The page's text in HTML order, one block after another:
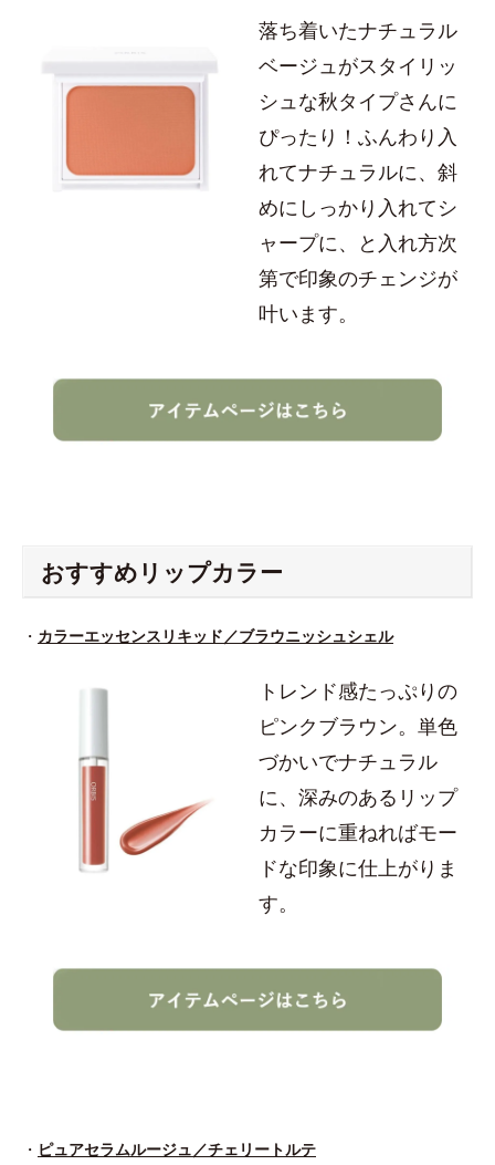
落ち着いたナチュラル
ベージュがスタイリッ
シュな秋タイプさんに
ぴったり！ふんわり入
れてナチュラルに、斜
めにしっかり入れてシ
ャープに、と入れ方次
第で印象のチェンジが
叶います。
おすすめリップカラー
・ カラーエッセンスリキッド／ブラウニッシュシェル
トレンド感たっぷりの
ピンクブラウン。単色
づかいでナチュラル
に、深みのあるリップ
カラーに重ねればモー
ドな印象に仕上がりま
す。
・ ピュアセラムルージュ／チェリートルテ